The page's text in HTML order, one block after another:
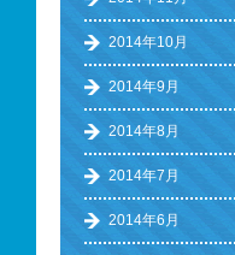
2014年10月
2014年9月
2014年8月
2014年7月
2014年6月